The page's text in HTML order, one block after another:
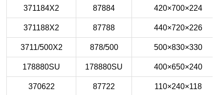
371184X2 87884 420×700×224
371188X2 87788 440×720×226
3711/500X2 878/500 500×830×330
178880SU 178880SU 400×650×240
370622 87722 110×240×118